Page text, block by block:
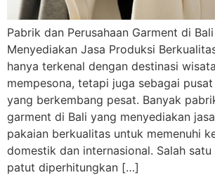
Pabrik dan Perusahaan Garment di
Menyediakan Jasa Produksi
hanya terkenal dengan destinasi
mempesona, tetapi juga sebagai
yang berkembang pesat. Banyak
garment di Bali yang menyediakan
pakaian berkualitas untuk memenuhi
domestik dan internasional. Salah satu
patut diperhitungkan […]